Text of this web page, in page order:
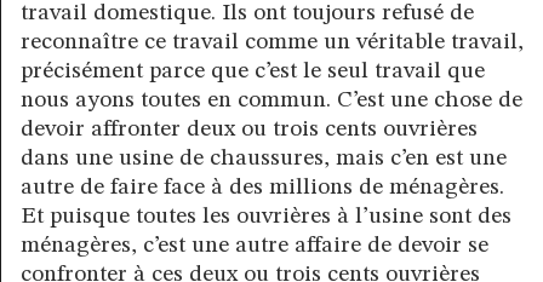
travail domestique. Ils ont toujours refusé de
reconnaître ce travail comme un véritable travail,
précisément parce que c’est le seul travail que
nous ayons toutes en commun. C’est une chose de
devoir affronter deux ou trois cents ouvrières
dans une usine de chaussures, mais c’en est une
autre de faire face à des millions de ménagères.
Et puisque toutes les ouvrières à l’usine sont des
ménagères, c’est une autre affaire de devoir se
confronter à ces deux ou trois cents ouvrières